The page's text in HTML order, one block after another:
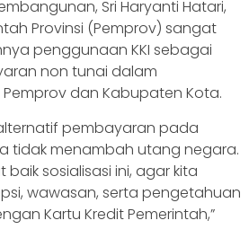
Sri Haryanti Hatari,
Provinsi (Pemprov) sangat
penggunaan KKI sebagai
non tunai dalam
Pemprov dan Kabupaten Kota.
pembayaran pada
tidak menambah utang negara.
sosialisasi ini, agar kita
wawasan, serta pengetahuan
Kartu Kredit Pemerintah,”